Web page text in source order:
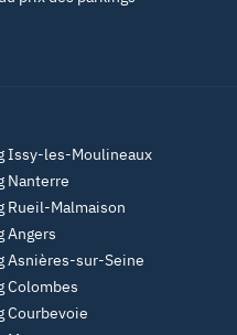
Issy-les-Moulineaux
Nanterre
Rueil-Malmaison
Angers
Asnières-sur-Seine
Colombes
Courbevoie